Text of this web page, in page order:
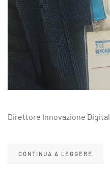
Direttore Innovazione
CONTINUA A LEGGERE